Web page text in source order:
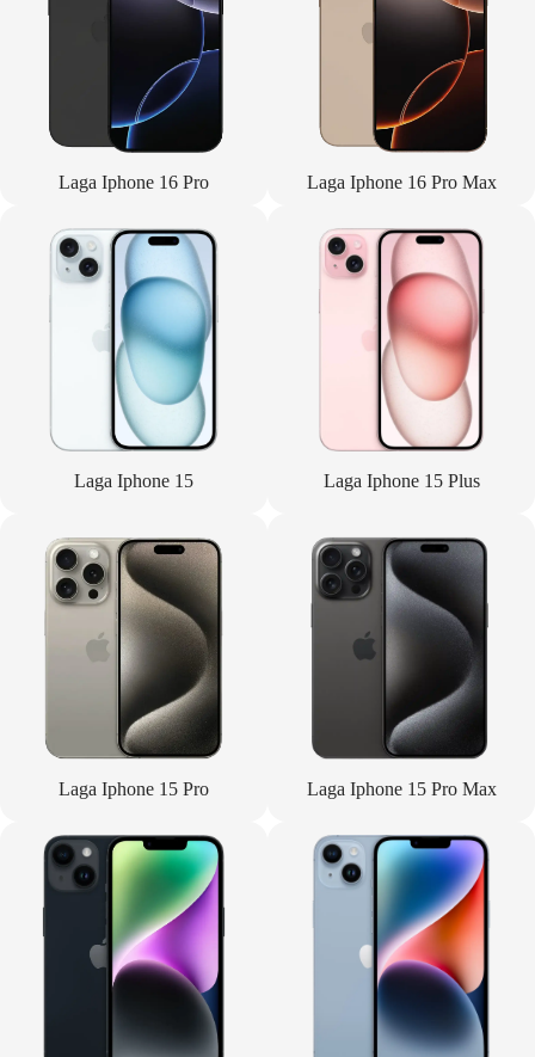
Laga Iphone 16 Pro Laga Iphone 16 Pro Max
Laga Iphone 15 Laga Iphone 15 Plus
Laga Iphone 15 Pro Laga Iphone 15 Pro Max